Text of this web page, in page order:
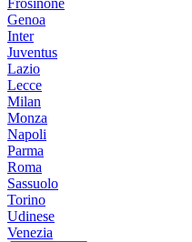
Frosinone
Genoa
Inter
Juventus
Lazio
Lecce
Milan
Monza
Napoli
Parma
Roma
Sassuolo
Torino
Udinese
Venezia